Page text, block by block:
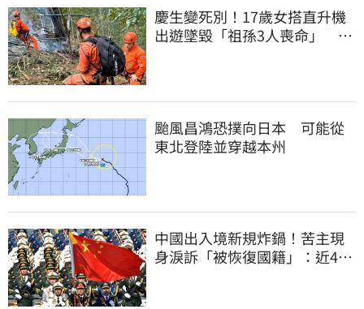
慶生變死別！17歲女搭直升機
出遊墜毀「祖孫3人喪命」 家
颱風昌鴻恐撲向日本 可能從
東北登陸並穿越本州
中國出入境新規炸鍋！苦主現
身淚訴「被恢復國籍」：近4億